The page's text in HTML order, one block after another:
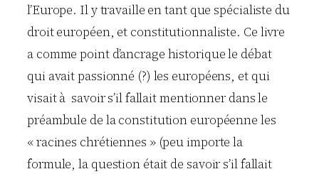
l’Europe. Il y travaille en tant que spécialiste du
droit européen, et constitutionnaliste. Ce livre
a comme point d’ancrage historique le débat
qui avait passionné (?) les européens, et qui
visait à savoir s’il fallait mentionner dans le
préambule de la constitution européenne les
« racines chrétiennes » (peu importe la
formule, la question était de savoir s’il fallait